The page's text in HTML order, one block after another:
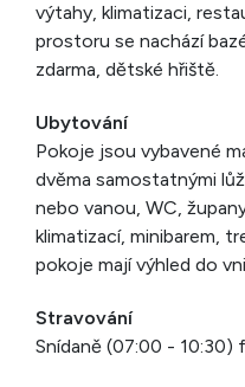
výtahy, klimatizaci,
prostoru se nachází
zdarma, dětské hřiště.
Ubytování
Pokoje jsou vybavené
dvěma samostatnými
nebo vanou, WC,
klimatizací, minibarem,
pokoje mají výhled do
Stravování
Snídaně (07:00 - 10:30)